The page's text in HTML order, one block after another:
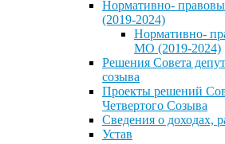
Нормативно-
(2019-2024)
Нормативно-
МО (2019-2024)
Решения Совета
созыва
Проекты решений
Четвертого Созыва
Сведения о доходах,
Устав